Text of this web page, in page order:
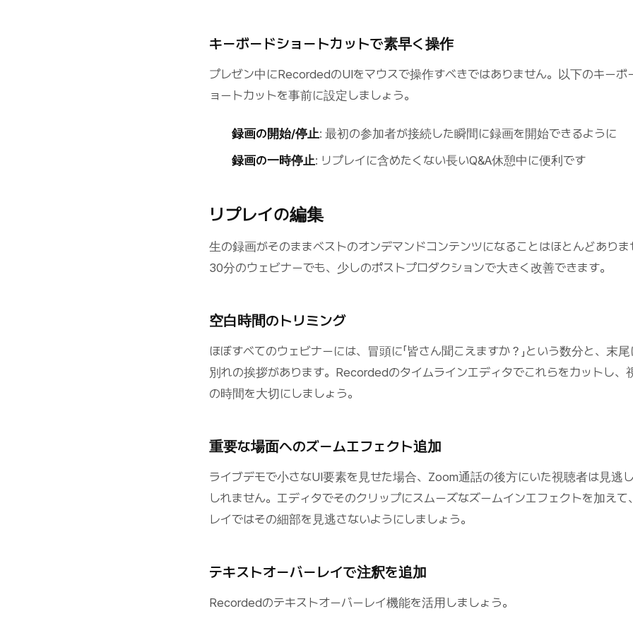
キーボードショートカットで素早く操作
プレゼン中にRecordedのUIをマウスで操作すべきではありません。以下のキーボ
ョートカットを事前に設定しましょう。
録画の開始/停止: 最初の参加者が接続した瞬間に録画を開始できるように
録画の一時停止: リプレイに含めたくない長いQ&A休憩中に便利です
リプレイの編集
生の録画がそのままベストのオンデマンドコンテンツになることはほとんどありま
30分のウェビナーでも、少しのポストプロダクションで大きく改善できます。
空白時間のトリミング
ほぼすべてのウェビナーには、冒頭に「皆さん聞こえますか？」という数分と、末
別れの挨拶があります。Recordedのタイムラインエディタでこれらをカットし、
の時間を大切にしましょう。
重要な場面へのズームエフェクト追加
ライブデモで小さなUI要素を見せた場合、Zoom通話の後方にいた視聴者は見逃
しれません。エディタでそのクリップにスムーズなズームインエフェクトを加えて
レイではその細部を見逃さないようにしましょう。
テキストオーバーレイで注釈を追加
Recordedのテキストオーバーレイ機能を活用しましょう。